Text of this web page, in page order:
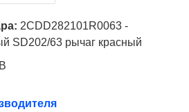
2CDD282101R0063 -
SD202/63 рычаг красный